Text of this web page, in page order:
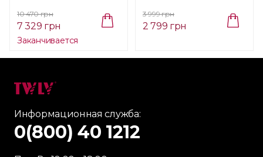
10 470 грн
7 329 грн
Заканчивается
0,825 л, 2 шт (6330/0)
3 999 грн
2 799 грн
Информационная служба:
0(800) 40 1212